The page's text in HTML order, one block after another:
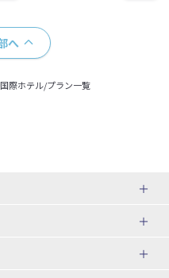
へ
際ホテル/プラン一覧